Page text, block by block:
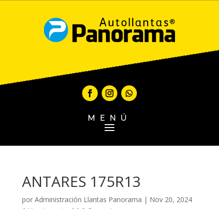
MENÚ
ANTARES 175R13
por Administración Llantas Panorama | Nov 20, 2024